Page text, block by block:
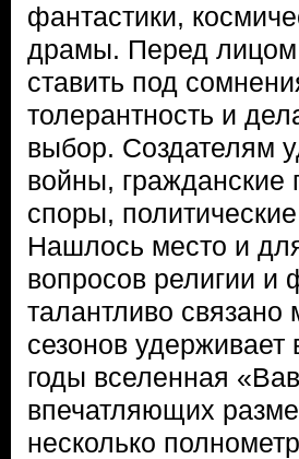
фантастики,
драмы. Перед лицом
ставить под
толерантность и
выбор. Создателям
войны,
споры,
Нашлось место и
вопросов религии
талантливо
сезонов
годы вселенная
впечатляющих
несколько